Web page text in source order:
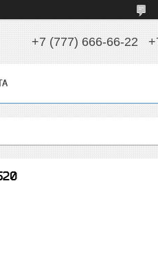
+7 (777) 666-66-22